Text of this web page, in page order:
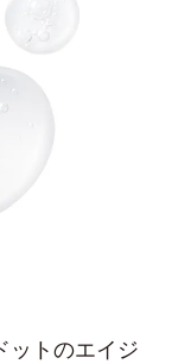
トのエイジ